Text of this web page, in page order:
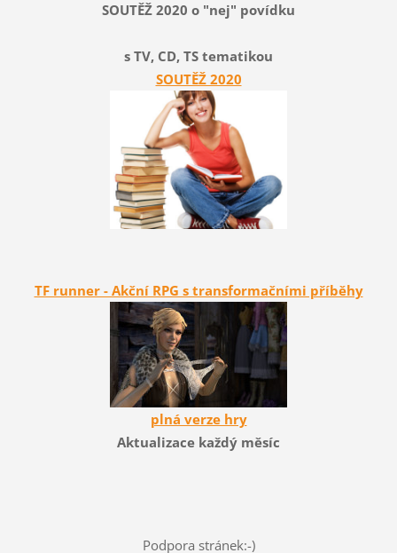
SOUTĚŽ 2020 o "nej" povídku
s TV, CD, TS tematikou
SOUTĚŽ 2020
TF runner - Akční RPG s transformačními příběhy
plná verze hry
Aktualizace každý měsíc
Podpora stránek:-)